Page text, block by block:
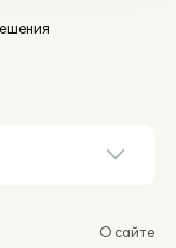
О сайте